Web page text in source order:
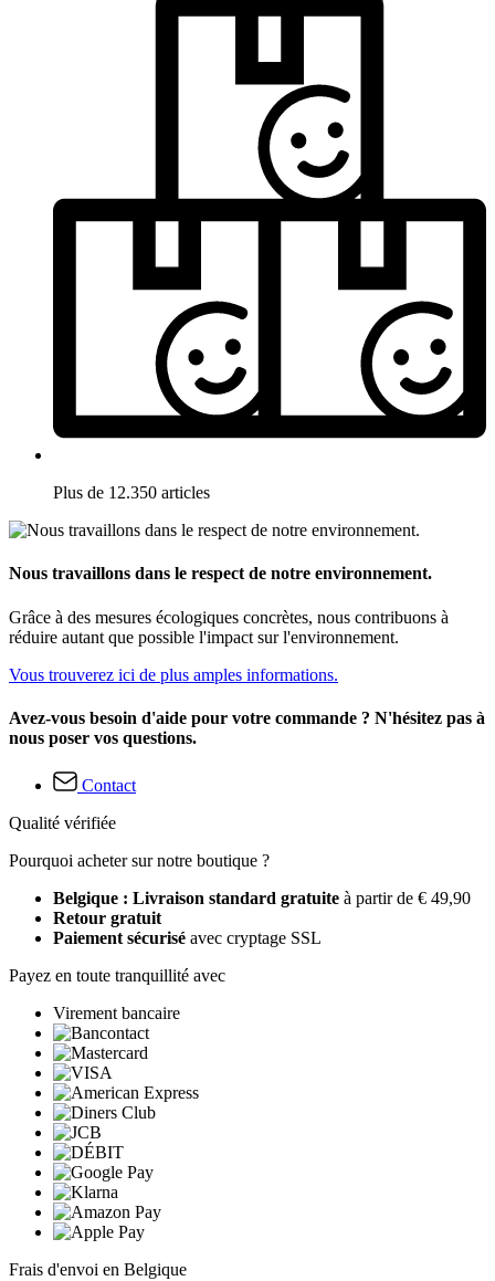
Plus de 12.350 articles
Nous travaillons dans le respect de notre environnement.
Grâce à des mesures écologiques concrètes, nous contribuons à
réduire autant que possible l'impact sur l'environnement.
Vous trouverez ici de plus amples informations.
Avez-vous besoin d'aide pour votre commande ? N'hésitez pas à
nous poser vos questions.
Contact
Qualité vérifiée
Pourquoi acheter sur notre boutique ?
Belgique : Livraison standard gratuite à partir de € 49,90
Retour gratuit
Paiement sécurisé avec cryptage SSL
Payez en toute tranquillité avec
Virement bancaire
Frais d'envoi en Belgique